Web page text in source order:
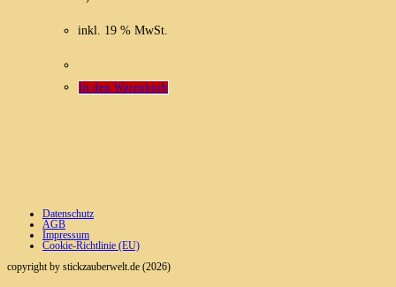
inkl. 19 % MwSt.
In den Warenkorb
Datenschutz
AGB
Impressum
Cookie-Richtlinie (EU)
copyright by stickzauberwelt.de (2026)